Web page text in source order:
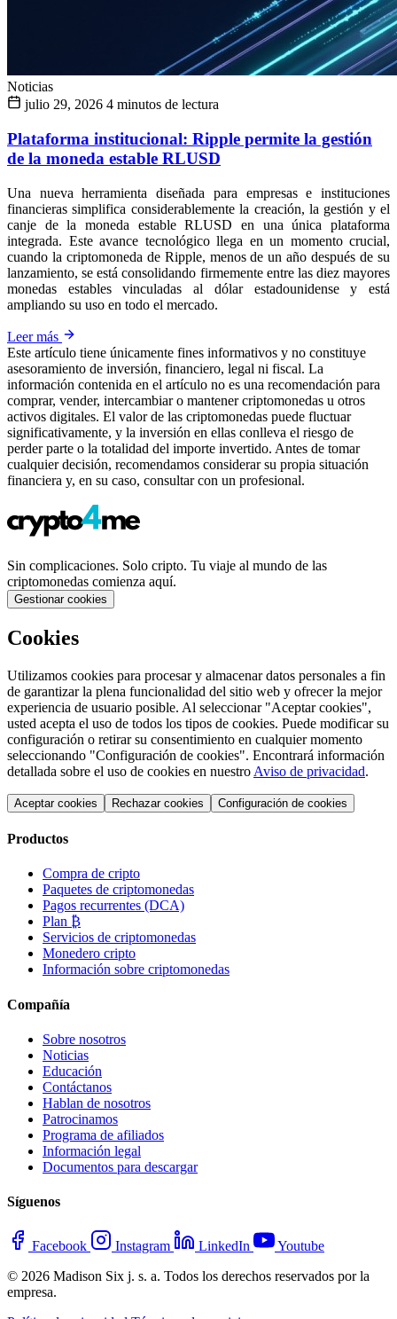
Noticias
julio 29, 2026 4 minutos de lectura
Plataforma institucional: Ripple permite la gestión
de la moneda estable RLUSD
Una nueva herramienta diseñada para empresas e instituciones
financieras simplifica considerablemente la creación, la gestión y el
canje de la moneda estable RLUSD en una única plataforma
integrada. Este avance tecnológico llega en un momento crucial,
cuando la criptomoneda de Ripple, menos de un año después de su
lanzamiento, se está consolidando firmemente entre las diez mayores
monedas estables vinculadas al dólar estadounidense y está
ampliando su uso en todo el mercado.
Leer más
Este artículo tiene únicamente fines informativos y no constituye
asesoramiento de inversión, financiero, legal ni fiscal. La
información contenida en el artículo no es una recomendación para
comprar, vender, intercambiar o mantener criptomonedas u otros
activos digitales. El valor de las criptomonedas puede fluctuar
significativamente, y la inversión en ellas conlleva el riesgo de
perder parte o la totalidad del importe invertido. Antes de tomar
cualquier decisión, recomendamos considerar su propia situación
financiera y, en su caso, consultar con un profesional.
Sin complicaciones. Solo cripto. Tu viaje al mundo de las
criptomonedas comienza aquí.
Gestionar cookies
Cookies
Utilizamos cookies para procesar y almacenar datos personales a fin
de garantizar la plena funcionalidad del sitio web y ofrecer la mejor
experiencia de usuario posible. Al seleccionar "Aceptar cookies",
usted acepta el uso de todos los tipos de cookies. Puede modificar su
configuración o retirar su consentimiento en cualquier momento
seleccionando "Configuración de cookies". Encontrará información
detallada sobre el uso de cookies en nuestro Aviso de privacidad.
Aceptar cookies Rechazar cookies Configuración de cookies
Productos
Compra de cripto
Paquetes de criptomonedas
Pagos recurrentes (DCA)
Plan ₿
Servicios de criptomonedas
Monedero cripto
Información sobre criptomonedas
Compañía
Sobre nosotros
Noticias
Educación
Contáctanos
Hablan de nosotros
Patrocinamos
Programa de afiliados
Información legal
Documentos para descargar
Síguenos
Facebook Instagram LinkedIn
Youtube
© 2026 Madison Six j. s. a. Todos los derechos reservados por la
empresa.